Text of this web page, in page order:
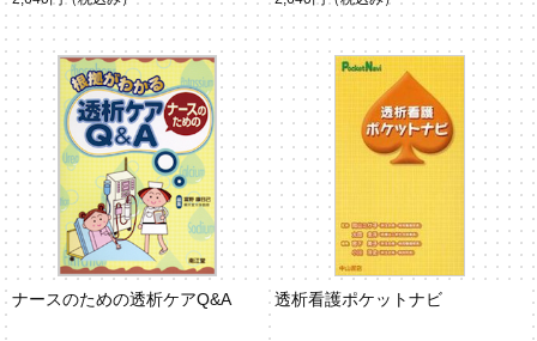
ナースのための透析ケアQ&A 透析看護ポケットナビ